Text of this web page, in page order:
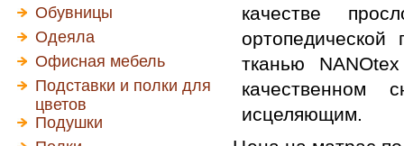
Обувницы
Одеяла
Офисная мебель
Подставки и полки для
цветов
Подушки
качестве
тканью
исцеляющим.